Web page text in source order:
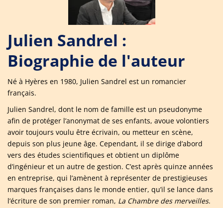
Julien Sandrel :
Biographie de l'auteur
Né à Hyères en 1980, Julien Sandrel est un romancier
français.
Julien Sandrel, dont le nom de famille est un pseudonyme
afin de protéger l’anonymat de ses enfants, avoue volontiers
avoir toujours voulu être écrivain, ou metteur en scène,
depuis son plus jeune âge. Cependant, il se dirige d’abord
vers des études scientifiques et obtient un diplôme
d’ingénieur et un autre de gestion. C’est après quinze années
en entreprise, qui l’amènent à représenter de prestigieuses
marques françaises dans le monde entier, qu’il se lance dans
l’écriture de son premier roman, La Chambre des merveilles.